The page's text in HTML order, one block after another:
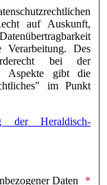
auf Auskunft,
Verarbeitung. Des
bei der
Aspekte gibt die
im Punkt
der Heraldisch-
Daten